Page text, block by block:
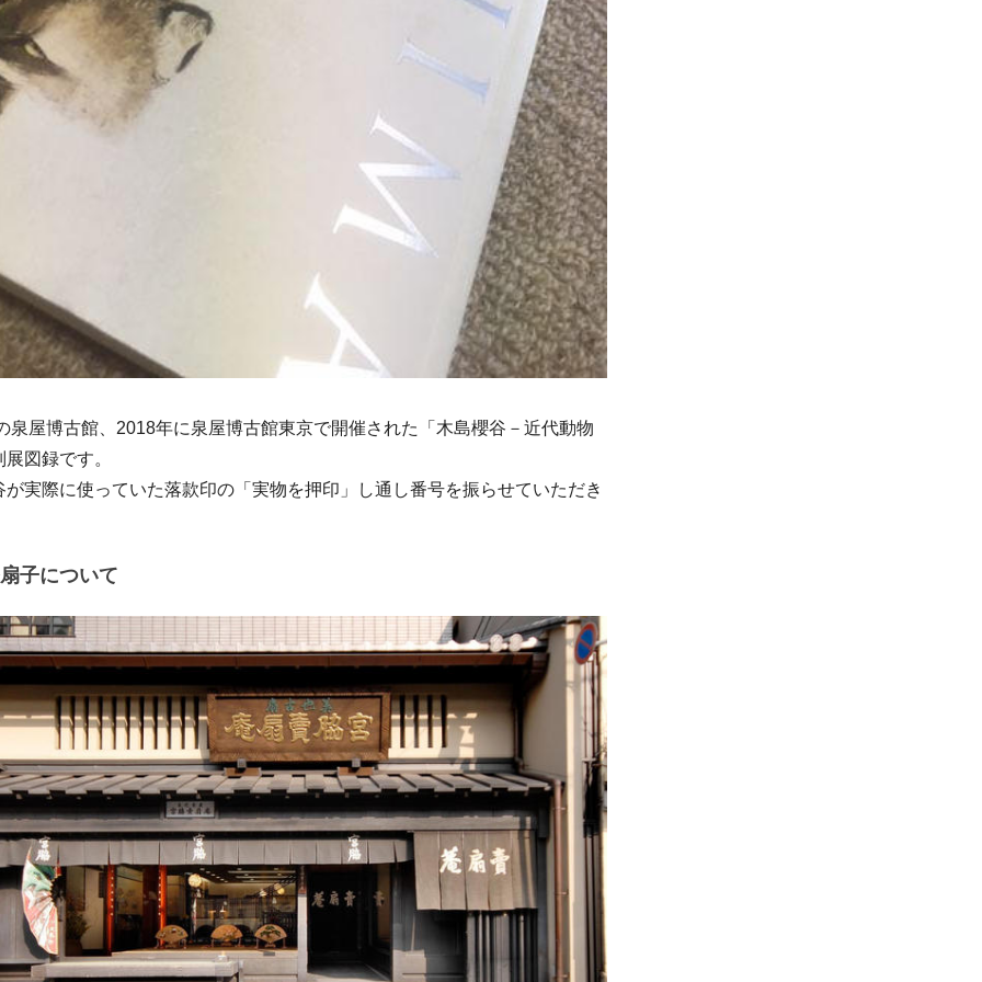
泉屋博古館、2018年に泉屋博古館東京で開催された「木島櫻谷－近代動物
図録です。
実際に使っていた落款印の「実物を押印」し通し番号を振らせていただき
子について